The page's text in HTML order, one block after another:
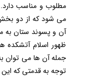
مطلوب و مناسب
می شود که از دو
آن و پسوند ستان به
ظهور اسلام آتشکده
جمله آن ‌ها می توان
توجه به قدمتی که این